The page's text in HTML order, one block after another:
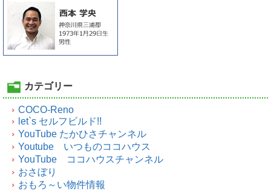
カテゴリー
COCO-Reno
let`s セルフビルド!!
YouTube たかひさチャンネル
Youtube いつものココハウス
YouTube ココハウスチャンネル
おさぼり
おもろ～い物件情報